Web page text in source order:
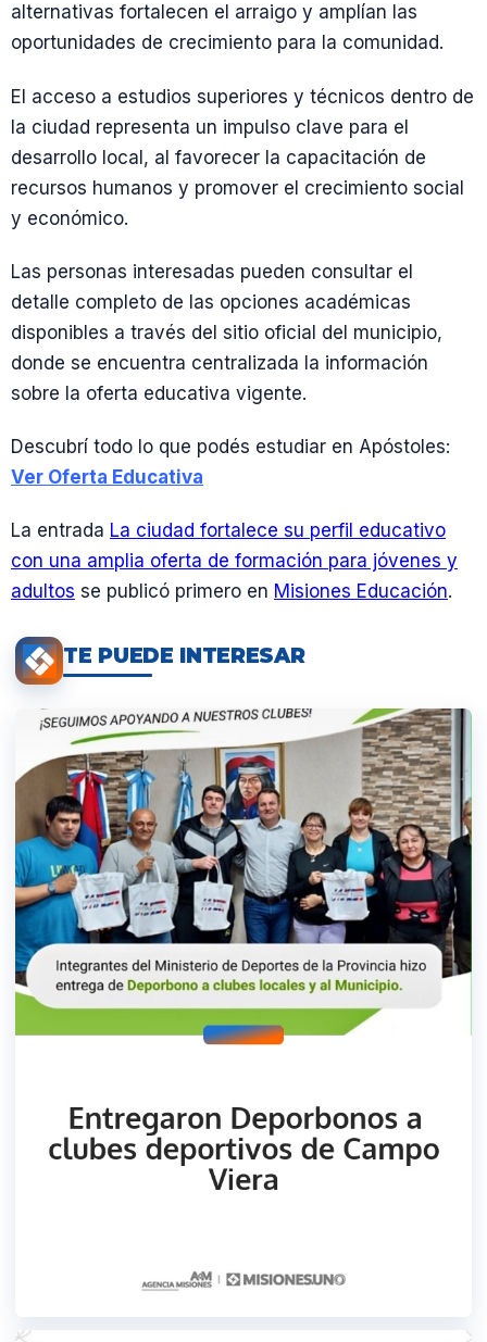
alternativas fortalecen el arraigo y amplían las
oportunidades de crecimiento para la comunidad.
El acceso a estudios superiores y técnicos dentro de
la ciudad representa un impulso clave para el
desarrollo local, al favorecer la capacitación de
recursos humanos y promover el crecimiento social
y económico.
Las personas interesadas pueden consultar el
detalle completo de las opciones académicas
disponibles a través del sitio oficial del municipio,
donde se encuentra centralizada la información
sobre la oferta educativa vigente.
Descubrí todo lo que podés estudiar en Apóstoles:
Ver Oferta Educativa
La entrada La ciudad fortalece su perfil educativo
con una amplia oferta de formación para jóvenes y
adultos se publicó primero en Misiones Educación.
TE PUEDE INTERESAR